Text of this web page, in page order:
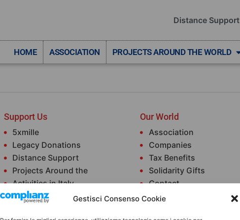
Gestisci Consenso Cookie
Distance Support
HOME ASSOCIATION PROJECTS AROUND THE WORLD
Support Us
5xmille
Legacy Donations
Distance Support
Projects Around the
Activities in Italy
Our World
Association
Companies
Tax Benefits
Solidarity Gifts
Contact